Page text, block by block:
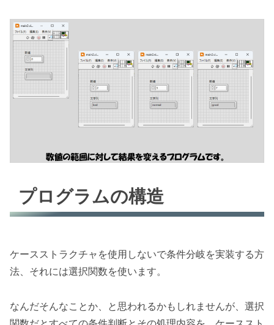
プログラムの構造
ケースストラクチャを使用しないで条件分岐を実装する方
法、それには選択関数を使います。
なんだそんなことか、と思われるかもしれませんが、選択